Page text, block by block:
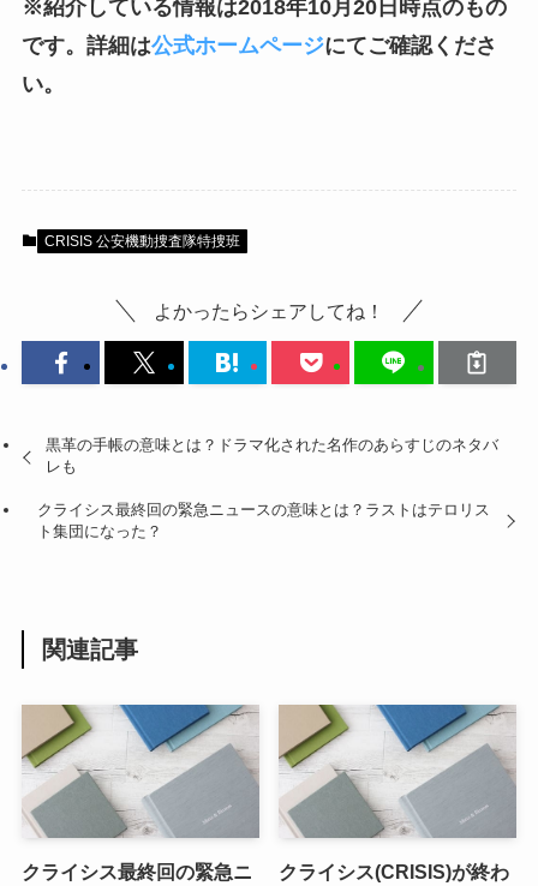
※紹介している情報は2018年10月20日時点のもの
です。詳細は公式ホームページにてご確認くださ
い。
CRISIS 公安機動捜査隊特捜班
よかったらシェアしてね！
黒革の手帳の意味とは？ドラマ化された名作のあらすじのネタバ
レも
クライシス最終回の緊急ニュースの意味とは？ラストはテロリス
ト集団になった？
関連記事
クライシス最終回の緊急ニ
クライシス(CRISIS)が終わ